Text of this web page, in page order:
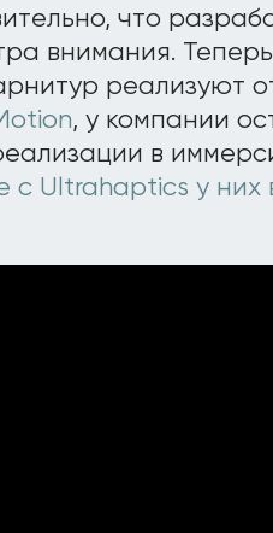
что
внимания.
реализуют
, у компании
в
с Ultrahaptics у них